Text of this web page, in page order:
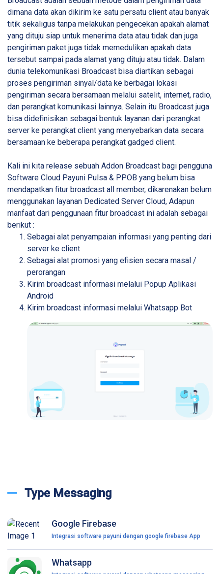
dimana data akan dikirim ke satu persatu client atau banyak
titik sekaligus tanpa melakukan pengecekan apakah alamat
yang dituju siap untuk menerima data atau tidak dan juga
pengiriman paket juga tidak memedulikan apakah data
tersebut sampai pada alamat yang dituju atau tidak. Dalam
dunia telekomunikasi Broadcast bisa diartikan sebagai
proses pengiriman sinyal/data ke berbagai lokasi
pengiriman secara bersamaan melalui satelit, internet, radio,
dan perangkat komunikasi lainnya. Selain itu Broadcast juga
bisa didefinisikan sebagai bentuk layanan dari perangkat
server ke perangkat client yang menyebarkan data secara
bersamaan ke beberapa perangkat gadged client.
Kali ini kita release sebuah Addon Broadcast bagi pengguna
Software Cloud Payuni Pulsa & PPOB yang belum bisa
mendapatkan fitur broadcast all member, dikarenakan belum
menggunakan layanan Dedicated Server Cloud, Adapun
manfaat dari penggunaan fitur broadcast ini adalah sebagai
berikut :
Sebagai alat penyampaian informasi yang penting dari
server ke client
Sebagai alat promosi yang efisien secara masal /
perorangan
Kirim broadcast informasi melalui Popup Aplikasi
Android
Kirim broadcast informasi melalui Whatsapp Bot
Type Messaging
Google Firebase
Integrasi software payuni dengan google firebase App
Whatsapp